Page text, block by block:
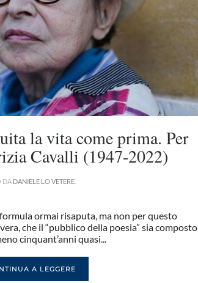
la vita come prima. Per
Cavalli (1947-2022)
DA DANIELE LO VETERE
ormai risaputa, ma non per questo
che il “pubblico della poesia” sia composto
cinquant’anni quasi...
A LEGGERE